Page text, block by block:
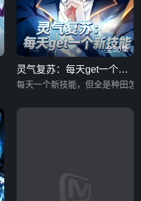
全50集
灵气复苏：每天get一个新
技能 第二季
每天一个新技能，但全是种田怎